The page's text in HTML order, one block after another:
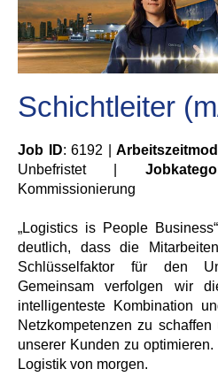
Schichtleiter
Job ID: 6192 |
Unbefristet |
Kommissionierung
„Logistics is People
deutlich, dass die
Schlüsselfaktor für den
Gemeinsam verfolgen wir
intelligenteste Kombination
Netzkompetenzen zu
unserer Kunden zu
Logistik von morgen.